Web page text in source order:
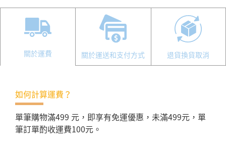
關於運費 關於運送和支付方式 退貨換貨取消
如何計算運費？
單筆購物滿499 元，即享有免運優惠，未滿499元，單
筆訂單酌收運費100元。